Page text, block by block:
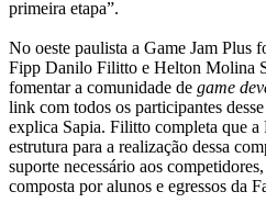
primeira etapa”.
No oeste paulista a Game Jam Plus
Fipp Danilo Filitto e Helton Molina
fomentar a comunidade de game
link com todos os participantes
explica Sapia. Filitto completa que
estrutura para a realização dessa
suporte necessário aos
composta por alunos e egressos da